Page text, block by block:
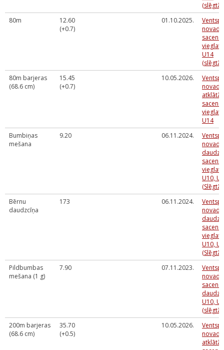
80m
12.60
(+0.7)
01.10.2025.
novada
U14
80m barjeras
(68.6 cm)
15.45
(+0.7)
10.05.2026.
novada
atklātās
U14
Bumbiņas
mešana
9.20 06.11.2024.
novada
U10,
Bērnu
daudzcīņa
173 06.11.2024.
novada
U10,
Pildbumbas
mešana (1 g)
7.90 07.11.2023.
novada
U10,
200m barjeras
(68.6 cm)
35.70
(+0.5)
10.05.2026.
novada
atklātās